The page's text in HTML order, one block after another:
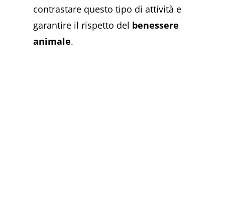
contrastare questo tipo di attività e
garantire il rispetto del benessere
animale.